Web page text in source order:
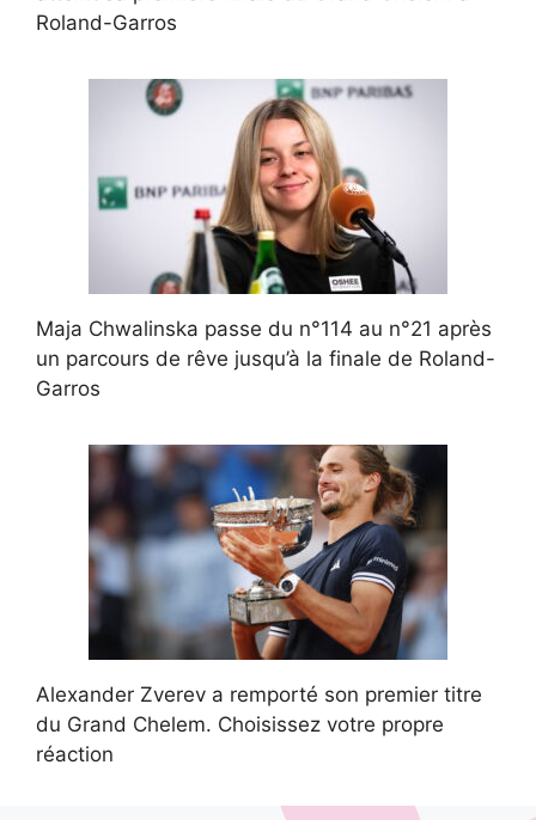
Roland-Garros
Maja Chwalinska passe du n°114 au n°21 après
un parcours de rêve jusqu’à la finale de Roland-
Garros
Alexander Zverev a remporté son premier titre
du Grand Chelem. Choisissez votre propre
réaction